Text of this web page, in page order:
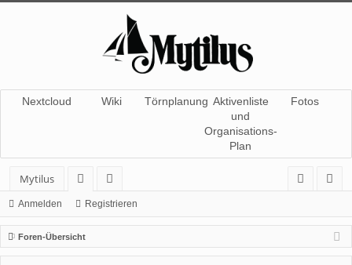
Nextcloud Wiki Törnplanung Aktivenliste
und
Organisations-
Plan
Fotos
Mytilus
or
en
itg
lie
de
m
el
ist
rie
Anmelden Registrieren
Foren-Übersicht